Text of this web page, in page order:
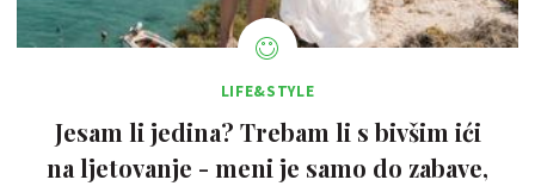
LIFE&STYLE
Jesam li jedina? Trebam li s bivšim ići
na ljetovanje - meni je samo do zabave,